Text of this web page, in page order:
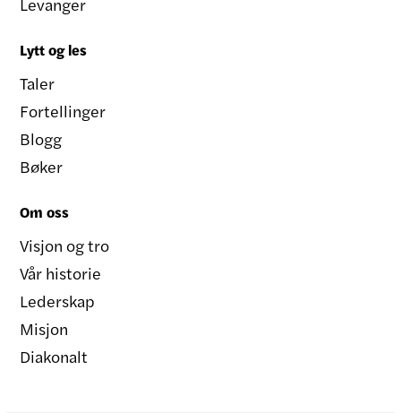
Lytt og les
Taler
Fortellinger
Blogg
Bøker
Om oss
Visjon og tro
Vår historie
Lederskap
Misjon
Diakonalt